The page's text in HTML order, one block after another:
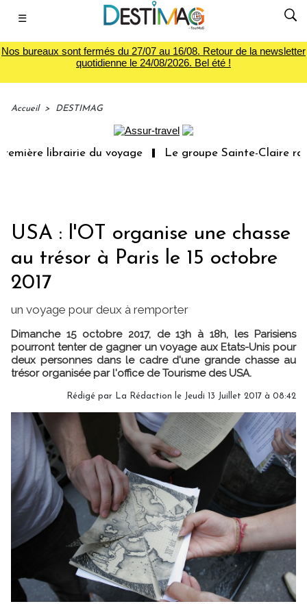
☰
Nos bureaux sont fermés du 27/07 au 16/08. Retour de la newsletter
quotidienne le 24/08/2026. Bel été !
Accueil > DESTIMAG
librairie du voyage Le groupe Sainte-Claire
USA : l'OT organise une chasse
au trésor à Paris le 15 octobre
2017
un voyage pour deux à remporter
Dimanche 15 octobre 2017, de 13h à 18h, les Parisiens
pourront tenter de gagner un voyage aux Etats-Unis pour
deux personnes dans le cadre d'une grande chasse au
trésor organisée par l'office de Tourisme des USA.
Rédigé par La Rédaction le Jeudi 13 Juillet 2017 à 08:42